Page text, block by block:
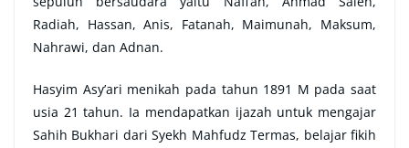
Radiah, Hassan, Anis, Fatanah, Maimunah, Maksum,
Nahrawi, dan Adnan.
Hasyim Asy’ari menikah pada tahun 1891 M pada saat
usia 21 tahun. Ia mendapatkan ijazah untuk mengajar
Sahih Bukhari dari Syekh Mahfudz Termas, belajar fikih